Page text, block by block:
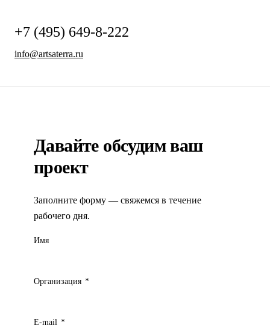
+7 (495) 649-8-222
info@artsaterra.ru
Давайте обсудим ваш
проект
Заполните форму — свяжемся в течение
рабочего дня.
Имя
Организация *
E-mail *